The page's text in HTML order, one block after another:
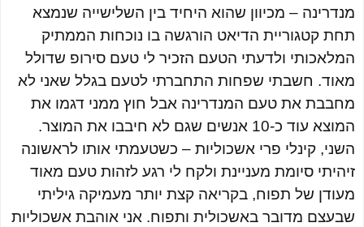
מנדרינה – מכיוון שהוא היחיד בין השלישייה שנמצא
תחת קטגוריית הדיאט הורגשה בו נוכחות הממתיק
המלאכותי ולדעתי הטעם הזכיר לי טעם סירופ שדולל
מאוד. חשבתי שפחות התחברתי לטעם בגלל שאני לא
מחבבת את טעם המנדרינה אבל חוץ ממני דגמו את
המוצא עוד כ-10 אנשים שגם לא חיבבו את המוצר.
השני, קינלי פרי אשכוליות – כשטעמתי אותו לראשונה
זיהיתי סיומת מעניינת ולקח לי רגע לזהות טעם מאוד
מעודן של תפוח, בקריאה קצת יותר מעמיקה גיליתי
שבעצם מדובר באשכולית ותפוח. אני אוהבת אשכוליות